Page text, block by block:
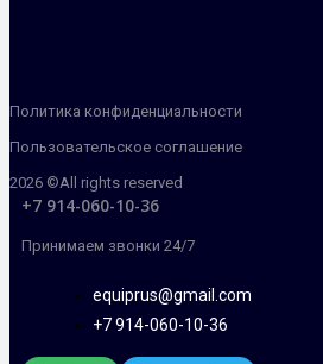
Политика конфиденциальности
Пользовательское соглашение
2026 ©All rights reserved
+7 914-060-10-36
Принимаем звонки 24/7
equiprus@gmail.com
+7 914-060-10-36